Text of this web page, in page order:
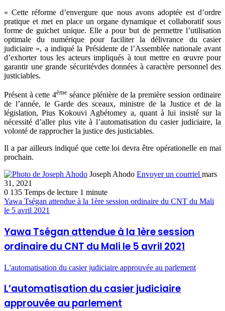
« Cette réforme d’envergure que nous avons adoptée est d’ordre
pratique et met en place un organe dynamique et collaboratif sous
forme de guichet unique. Elle a pour but de permettre l’utilisation
optimale du numérique pour faciliter la délivrance du casier
judiciaire », a indiqué la Présidente de l’Assemblée nationale avant
d’exhorter tous les acteurs impliqués à tout mettre en œuvre pour
garantir une grande sécuritévdes données à caractère personnel des
justiciables.
Présent à cette 4èmeséance plénière de la première session ordinaire
de l’année, le Garde des sceaux, ministre de la Justice et de la
législation, Pius Kokouvi Agbétomey a, quant à lui insisté sur la
nécessité d’aller plus vite à l’automatisation du casier judiciaire, la
volonté de rapprocher la justice des justiciables.
Il a par ailleurs indiqué que cette loi devra être opérationelle en mai
prochain.
Joseph Ahodo Envoyer un courriel mars
31, 2021
0 135 Temps de lecture 1 minute
Yawa Tségan attendue à la 1ère session ordinaire du CNT du Mali
le 5 avril 2021
Yawa Tségan attendue à la 1ère session
ordinaire du CNT du Mali le 5 avril 2021
L’automatisation du casier judiciaire approuvée au parlement
L’automatisation du casier judiciaire
approuvée au parlement